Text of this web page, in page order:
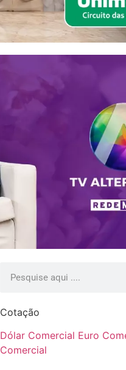
Cotação
Dólar Comercial Euro
Comercial